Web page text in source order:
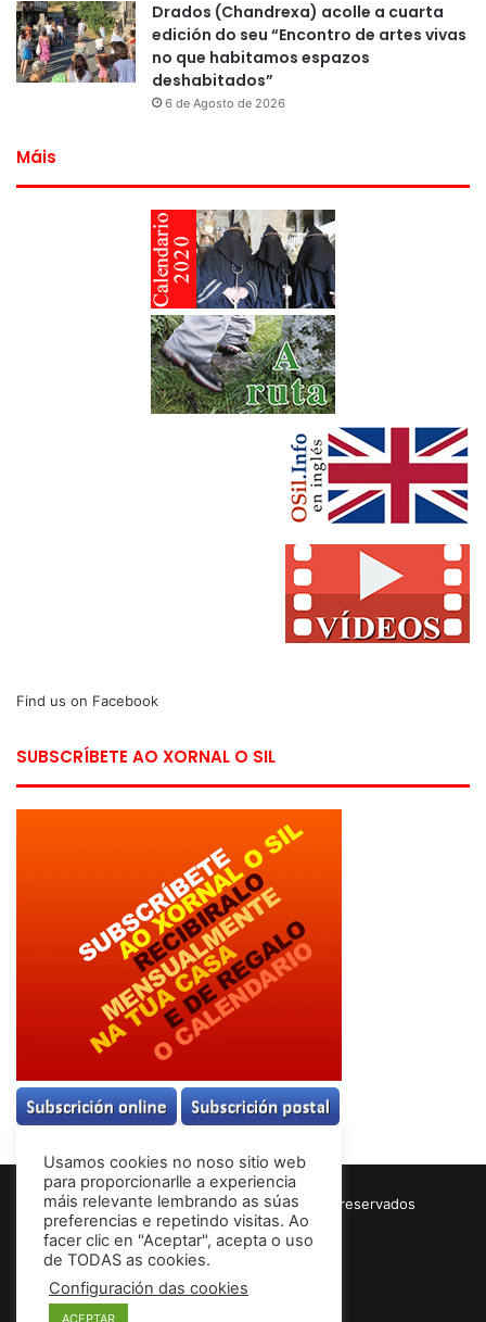
Drados (Chandrexa) acolle a cuarta
edición do seu “Encontro de artes vivas
no que habitamos espazos
deshabitados”
6 de Agosto de 2026
Máis
Find us on Facebook
SUBSCRÍBETE AO XORNAL O SIL
© Copyright 2026, Todos los derechos reservados
Términos & Condiciones
Usamos cookies no noso sitio web
para proporcionarlle a experiencia
máis relevante lembrando as súas
preferencias e repetindo visitas. Ao
facer clic en "Aceptar", acepta o uso
de TODAS as cookies.
Configuración das cookies
ACEPTAR